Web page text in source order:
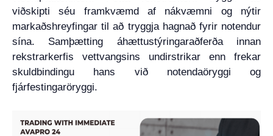
viðskipti séu framkvæmd af nákvæmni og nýtir
markaðshreyfingar til að tryggja hagnað fyrir notendur
sína. Samþætting áhættustýringaraðferða innan
rekstrarkerfis vettvangsins undirstrikar enn frekar
skuldbindingu hans við notendaöryggi og
fjárfestingaröryggi.